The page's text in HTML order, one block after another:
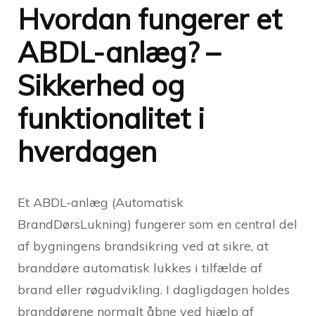
Hvordan fungerer et
ABDL-anlæg? –
Sikkerhed og
funktionalitet i
hverdagen
Et ABDL-anlæg (Automatisk
BrandDørsLukning) fungerer som en central del
af bygningens brandsikring ved at sikre, at
branddøre automatisk lukkes i tilfælde af
brand eller røgudvikling. I dagligdagen holdes
branddørene normalt åbne ved hjælp af